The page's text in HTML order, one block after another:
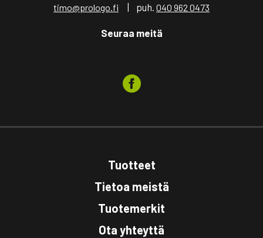
timo@prologo.fi | puh. 040 962 0473
Seuraa meitä
Tuotteet
Tietoa meistä
Tuotemerkit
Ota yhteyttä